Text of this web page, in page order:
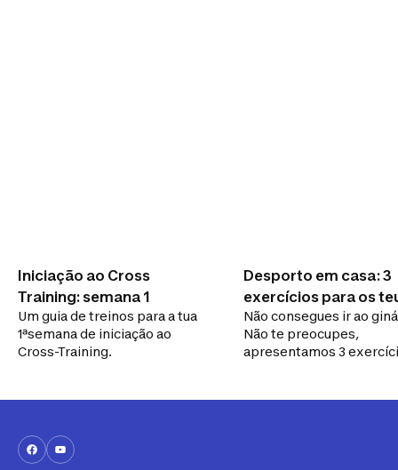
Iniciação ao Cross
Training: semana 1
Um guia de treinos para a tua
1ªsemana de iniciação ao
Cross-Training.
Desporto em casa: 3
exercícios para os
bíceps e costas
Não consegues ir ao
Não te preocupes,
apresentamos 3
costas com pouco